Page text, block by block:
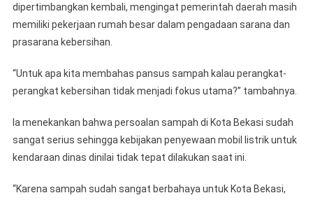
dipertimbangkan kembali, mengingat pemerintah daerah masih
memiliki pekerjaan rumah besar dalam pengadaan sarana dan
prasarana kebersihan.
“Untuk apa kita membahas pansus sampah kalau perangkat-
perangkat kebersihan tidak menjadi fokus utama?” tambahnya.
Ia menekankan bahwa persoalan sampah di Kota Bekasi sudah
sangat serius sehingga kebijakan penyewaan mobil listrik untuk
kendaraan dinas dinilai tidak tepat dilakukan saat ini.
“Karena sampah sudah sangat berbahaya untuk Kota Bekasi,